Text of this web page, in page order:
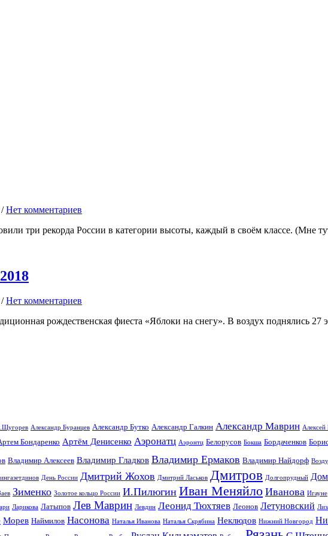
/Нет комментариев
три рекорда России в категории высоты, каждый в своём классе. (Мне
/Нет комментариев
рождественская фиеста «Яблоки на снегу». В воздух поднялись
Александр Буранцев Александр Бутко Александр Галкин Александр Маврин Алексей
Бондаренко Артём Денисенко Аэронатц Аэронтц Белорусов Бокша Бордаченков
Владимир Алексеев Владимир Гладков Владимир Ермаков Владимир Найдорф
День России Дмитрий Жохов Дмитрий Ласьков Дмитров Долгопрудный
Зименко Золотое кольцо России И.Пилюгин Иван Меняйло Иванова Игауне
Ларикова Латыпов Лев Маврин Левдин Леонид Тюхтяев Леонов Летуновский
Морев Наймилов Насонова Наталья Иванова Наталья Скрябина Неклюдов Нижний Новгород